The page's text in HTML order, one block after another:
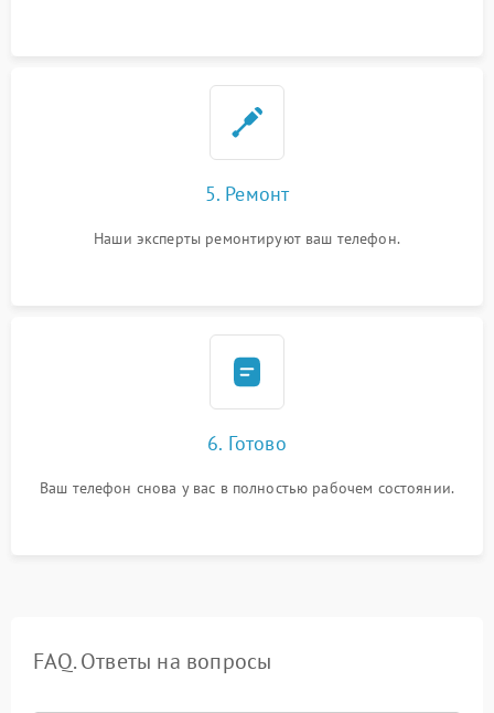
5. Ремонт
Наши эксперты ремонтируют ваш телефон.
6. Готово
Ваш телефон снова у вас в полностью рабочем состоянии.
FAQ. Ответы на вопросы